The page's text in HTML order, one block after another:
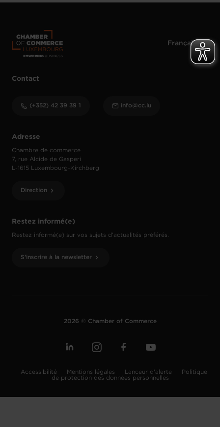
Restez informé(e)
Restez informé(e) sur vos sujets d’actualités préférés.
S'inscrire à la newsletter
Adresse
Chambre de commerce
7, rue Alcide de Gasperi
L-1615 Luxembourg-Kirchberg
Direction
Contact
(+352) 42 39 39 1 info@cc.lu
2026 © Chamber of Commerce
Accessibilité Mentions légales Lanceur d'alerte
Politique
de protection des données personnelles